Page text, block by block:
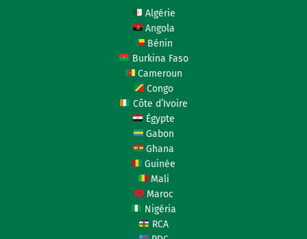
Algérie
Angola
Bénin
Burkina Faso
Cameroun
Congo
Côte d’Ivoire
Égypte
Gabon
Ghana
Guinée
Mali
Maroc
Nigéria
RCA